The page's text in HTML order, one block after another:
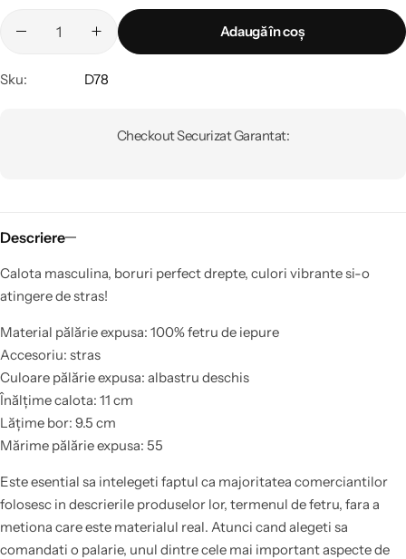
Adaugă în coș
Sku: D78
Checkout Securizat Garantat:
Descriere
Calota masculina, boruri perfect drepte, culori vibrante si-o
atingere de stras!
Material pălărie expusa: 100% fetru de iepure
Accesoriu: stras
Culoare pălărie expusa: albastru deschis
Înălțime calota: 11 cm
Lățime bor: 9.5 cm
Mărime pălărie expusa: 55
Este esential sa intelegeti faptul ca majoritatea comerciantilor
folosesc in descrierile produselor lor, termenul de fetru, fara a
metiona care este materialul real. Atunci cand alegeti sa
comandati o palarie, unul dintre cele mai important aspecte de